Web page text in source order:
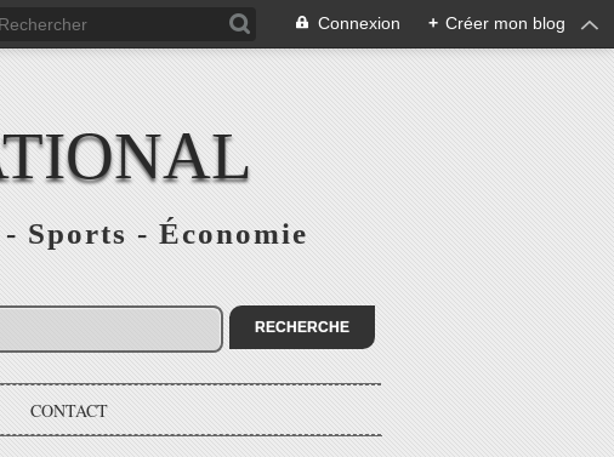
Connexion + Créer mon blog
Sports - Économie
CONTACT